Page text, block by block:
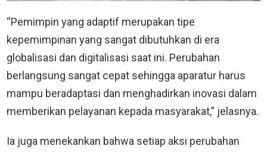
“Pemimpin yang adaptif merupakan tipe
kepemimpinan yang sangat dibutuhkan di era
globalisasi dan digitalisasi saat ini. Perubahan
berlangsung sangat cepat sehingga aparatur harus
mampu beradaptasi dan menghadirkan inovasi dalam
memberikan pelayanan kepada masyarakat,” jelasnya.
Ia juga menekankan bahwa setiap aksi perubahan